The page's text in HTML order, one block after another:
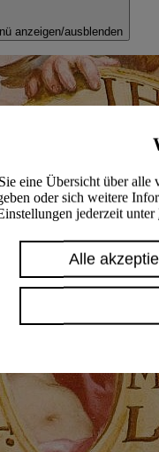
eine Übersicht über alle
oder sich weitere
jederzeit unter
Alle
anzeigen/ausblenden